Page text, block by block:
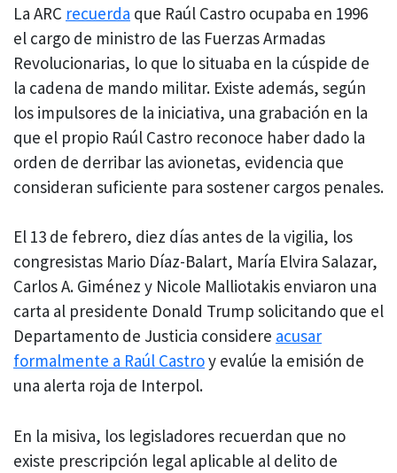
La ARC recuerda que Raúl Castro ocupaba en 1996
el cargo de ministro de las Fuerzas Armadas
Revolucionarias, lo que lo situaba en la cúspide de
la cadena de mando militar. Existe además, según
los impulsores de la iniciativa, una grabación en la
que el propio Raúl Castro reconoce haber dado la
orden de derribar las avionetas, evidencia que
consideran suficiente para sostener cargos penales.
El 13 de febrero, diez días antes de la vigilia, los
congresistas Mario Díaz-Balart, María Elvira Salazar,
Carlos A. Giménez y Nicole Malliotakis enviaron una
carta al presidente Donald Trump solicitando que el
Departamento de Justicia considere acusar
formalmente a Raúl Castroy evalúe la emisión de
una alerta roja de Interpol.
En la misiva, los legisladores recuerdan que no
existe prescripción legal aplicable al delito de